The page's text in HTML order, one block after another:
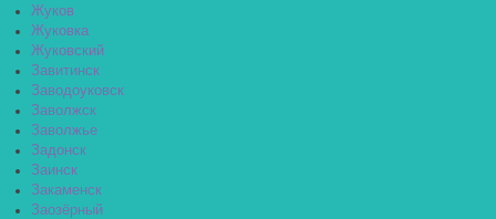
Жуков
Жуковка
Жуковский
Завитинск
Заводоуковск
Заволжск
Заволжье
Задонск
Заинск
Закаменск
Заозёрный